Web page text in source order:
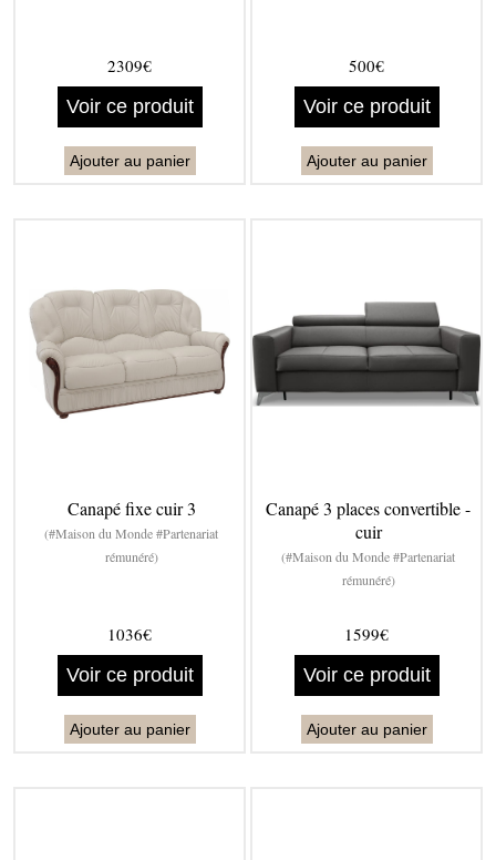
2309€
Voir ce produit
Ajouter au panier
500€
Voir ce produit
Ajouter au panier
Canapé fixe cuir 3
(#Maison du Monde #Partenariat
rémunéré)
1036€
Voir ce produit
Ajouter au panier
Canapé 3 places convertible -
cuir
(#Maison du Monde #Partenariat
rémunéré)
1599€
Voir ce produit
Ajouter au panier